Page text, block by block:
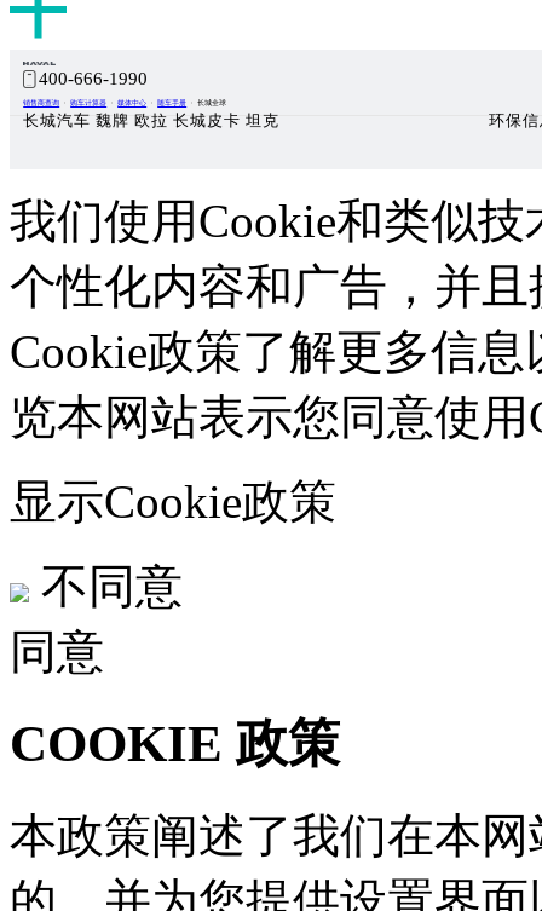
400-666-1990
销售商查询 购车计算器 媒体中心 随车手册 长城全球
长城汽车 魏牌 欧拉 长城皮卡 坦克 环保
我们使用Cookie和类似技
个性化内容和广告，并
Cookie政策了解更多信
览本网站表示您同意使用
显示Cookie政策
不同意
同意
COOKIE 政策
本政策阐述了我们在本
的，并为您提供设置